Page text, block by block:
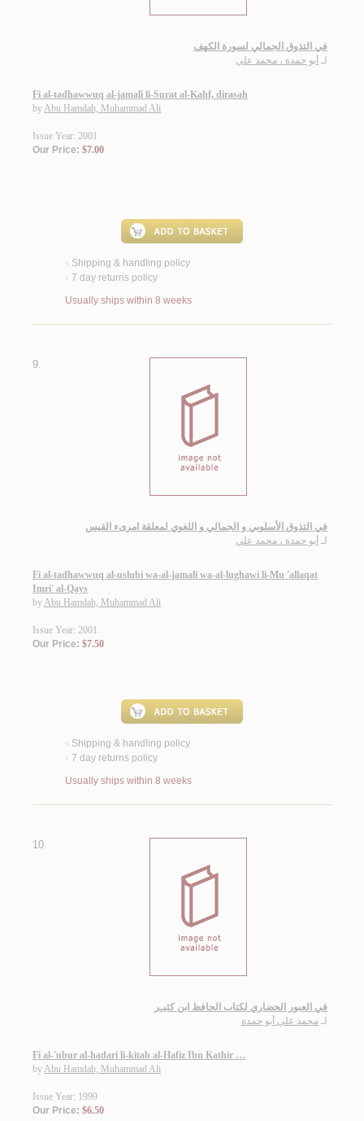
في التذوق الجمالي لسورة الكهف
لـ أبو حمدة ، محمد علي
Fi al-tadhawwuq al-jamali li-Surat al-Kahf, dirasah
byAbu Hamdah, Muhammad Ali
Issue Year: 2001
Our Price: $7.00
< Shipping & handling policy
< 7 day returns policy
Usually ships within 8 weeks
9.
في التذوق الأسلوبي و الجمالي و اللغوي لمعلقة امرىء القيس
لـ أبو حمدة ، محمد علي
Fi al-tadhawwuq al-uslubi wa-al-jamali wa-al-lughawi li-Mu 'allaqat
Imri' al-Qays
byAbu Hamdah, Muhammad Ali
Issue Year: 2001
Our Price: $7.50
< Shipping & handling policy
< 7 day returns policy
Usually ships within 8 weeks
10.
في العبور الحضاري لكتاب الحافظ ابن كثيـر
لـ محمد علي أبو حمدة
Fi al-'ubur al-hadari li-kitab al-Hafiz Ibn Kathir …
byAbu Hamdah, Muhammad Ali
Issue Year: 1999
Our Price: $6.50